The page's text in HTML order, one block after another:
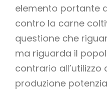
elemento portante
contro la carne
questione che
ma riguarda il
contrario
produzione